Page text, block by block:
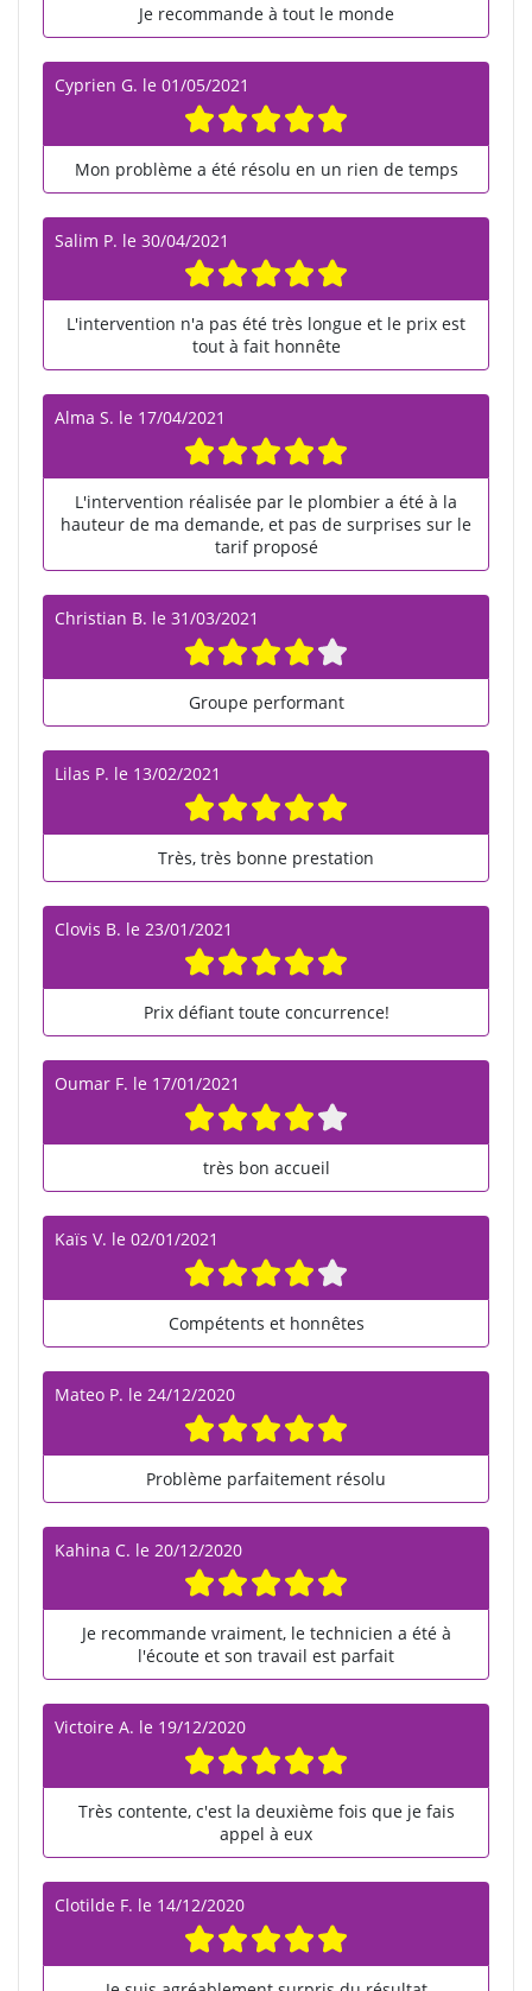
Je recommande à tout le monde
Cyprien G. le 01/05/2021
Mon problème a été résolu en un rien de temps
Salim P. le 30/04/2021
L'intervention n'a pas été très longue et le prix est
tout à fait honnête
Alma S. le 17/04/2021
L'intervention réalisée par le plombier a été à la
hauteur de ma demande, et pas de surprises sur le
tarif proposé
Christian B. le 31/03/2021
Groupe performant
Lilas P. le 13/02/2021
Très, très bonne prestation
Clovis B. le 23/01/2021
Prix défiant toute concurrence!
Oumar F. le 17/01/2021
très bon accueil
Kaïs V. le 02/01/2021
Compétents et honnêtes
Mateo P. le 24/12/2020
Problème parfaitement résolu
Kahina C. le 20/12/2020
Je recommande vraiment, le technicien a été à
l'écoute et son travail est parfait
Victoire A. le 19/12/2020
Très contente, c'est la deuxième fois que je fais
appel à eux
Clotilde F. le 14/12/2020